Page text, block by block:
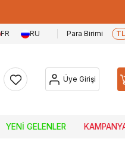
FR RU Para Birimi TL
Üye Girişi
YENI GELENLER